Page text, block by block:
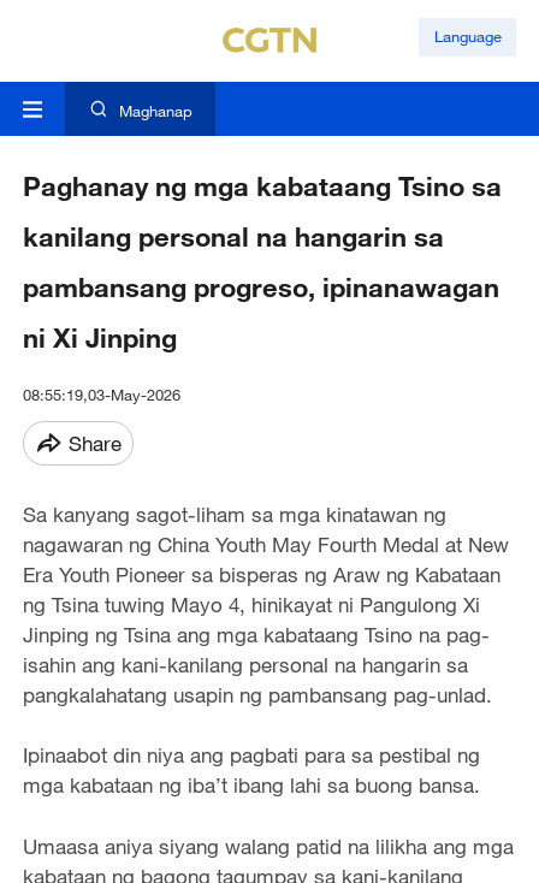
Language
Maghanap
Paghanay ng mga kabataang Tsino sa
kanilang personal na hangarin sa
pambansang progreso, ipinanawagan
ni Xi Jinping
08:55:19,03-May-2026
Share
Sa kanyang sagot-liham sa mga kinatawan ng
nagawaran ng China Youth May Fourth Medal at New
Era Youth Pioneer sa bisperas ng Araw ng Kabataan
ng Tsina tuwing Mayo 4, hinikayat ni Pangulong Xi
Jinping ng Tsina ang mga kabataang Tsino na pag-
isahin ang kani-kanilang personal na hangarin sa
pangkalahatang usapin ng pambansang pag-unlad.
Ipinaabot din niya ang pagbati para sa pestibal ng
mga kabataan ng iba’t ibang lahi sa buong bansa.
Umaasa aniya siyang walang patid na lilikha ang mga
kabataan ng bagong tagumpay sa kani-kanilang